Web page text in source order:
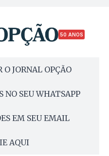
50 ANOS
O JORNAL OPÇÃO
NO SEU WHATSAPP
EM SEU EMAIL
AQUI